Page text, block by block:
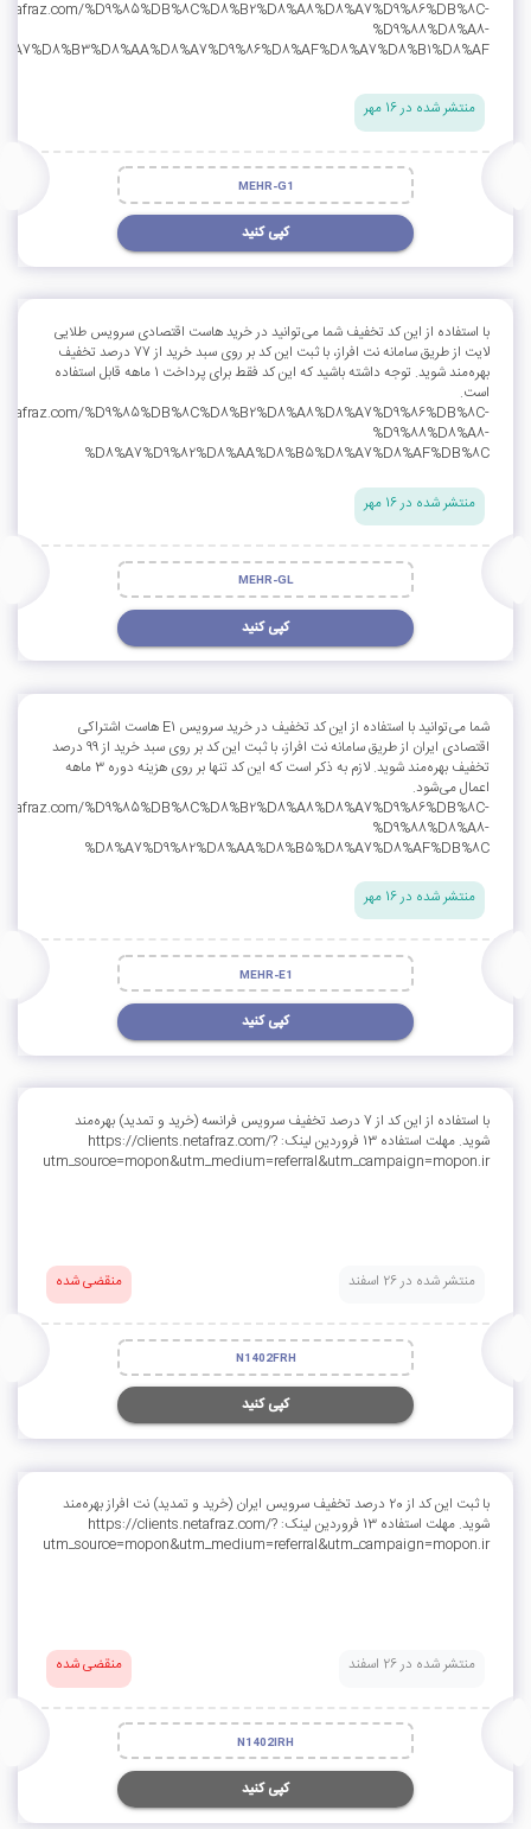
%D9%85%DB%8C%D8%B2%D8%A8%D8%A7%D9%86%DB%8C-
%D9%88%D8%A8-
منتشر شده در 16 مهر
MEHR-G1
کپی کنید
با استفاده از این کد تخفیف شما می‌توانید در خرید هاست اقتصادی سرویس طلایی
لایت از طریق سامانه نت افراز، با ثبت این کد بر روی سبد خرید از 77 درصد تخفیف
بهره‌مند شوید. توجه داشته باشید که این کد فقط برای پرداخت 1 ماهه قابل استفاده
است.
%D9%85%DB%8C%D8%B2%D8%A8%D8%A7%D9%86%DB%8C-
%D9%88%D8%A8-
%D8%A7%D9%82%D8%AA%D8%B5%D8%A7%D8%AF%DB%8C
منتشر شده در 16 مهر
MEHR-GL
کپی کنید
شما می‌توانید با استفاده از این کد تخفیف در خرید سرویس E1 هاست اشتراکی
اقتصادی ایران از طریق سامانه نت افراز، با ثبت این کد بر روی سبد خرید از 99 درصد
تخفیف بهره‌مند شوید. لازم به ذکر است که این کد تنها بر روی هزینه دوره 3 ماهه
اعمال می‌شود.
%D9%85%DB%8C%D8%B2%D8%A8%D8%A7%D9%86%DB%8C-
%D9%88%D8%A8-
%D8%A7%D9%82%D8%AA%D8%B5%D8%A7%D8%AF%DB%8C
منتشر شده در 16 مهر
MEHR-E1
کپی کنید
با استفاده از این کد از 7 درصد تخفیف سرویس فرانسه (خرید و تمدید) بهره‌مند
شوید. مهلت استفاده 13 فروردین لینک:‌ https://clients.netafraz.com/?
utm_source=mopon&utm_medium=referral&utm_campaign=mopon.ir
منتشر شده در 26 اسفند منقضی شده
N1402FRH
کپی کنید
با ثبت این کد از 20 درصد تخفیف سرویس ایران (خرید و تمدید) نت افراز بهره‌مند
شوید. مهلت استفاده 13 فروردین لینک:‌ https://clients.netafraz.com/?
utm_source=mopon&utm_medium=referral&utm_campaign=mopon.ir
منتشر شده در 26 اسفند منقضی شده
N1402IRH
کپی کنید